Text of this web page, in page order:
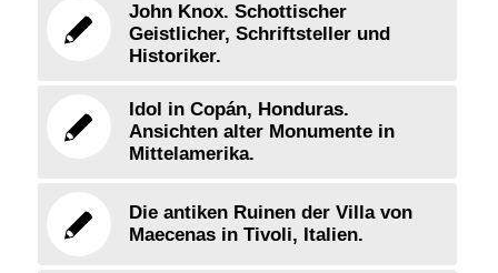
John Knox. Schottischer
Geistlicher, Schriftsteller und
Historiker.
Idol in Copán, Honduras.
Ansichten alter Monumente in
Mittelamerika.
Die antiken Ruinen der Villa von
Maecenas in Tivoli, Italien.